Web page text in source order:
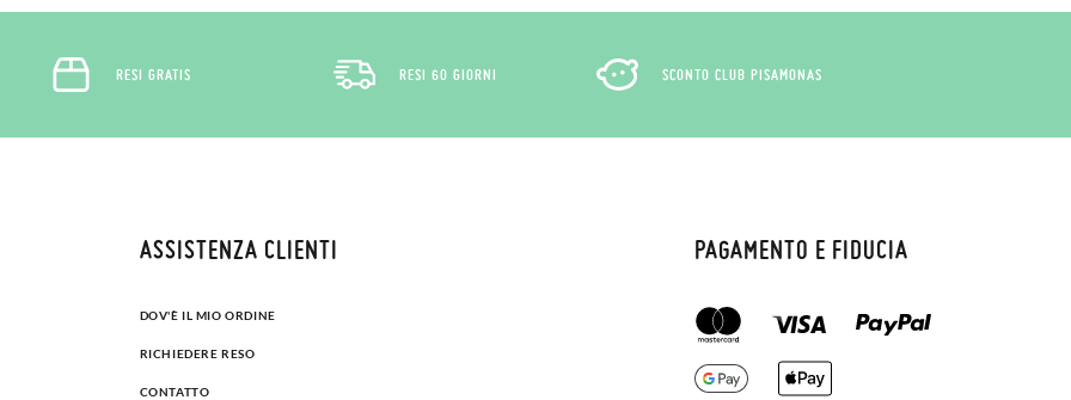
RESI GRATIS RESI 60 GIORNI SCONTO CLUB PISAMONAS
ASSISTENZA CLIENTI
DOV'È IL MIO ORDINE
RICHIEDERE RESO
CONTATTO
PAGAMENTO E FIDUCIA